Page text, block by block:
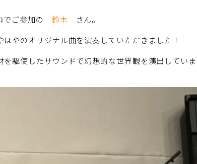
でご参加の 鈴木 さん。
ほやのオリジナル曲を演奏していただきました！
を駆使したサウンドで幻想的な世界観を演出していま